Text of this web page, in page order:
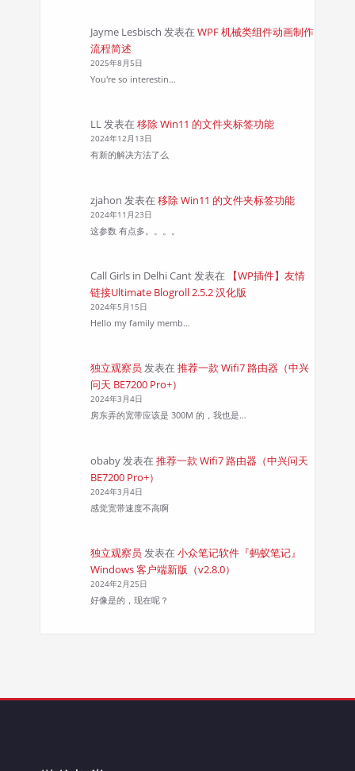
Jayme Lesbisch 发表在 WPF 机械类组件动画制作
流程简述
2025年8月5日
You're so interestin…
LL发表在 移除 Win11 的文件夹标签功能
2024年12月13日
有新的解决方法了么
zjahon 发表在 移除 Win11 的文件夹标签功能
2024年11月23日
这参数 有点多。。。。
Call Girls in Delhi Cant发表在
【WP插件】友情
链接Ultimate Blogroll 2.5.2 汉化版
2024年5月15日
Hello my family memb…
独立观察员 发表在 推荐一款 Wifi7 路由器（中兴
问天 BE7200 Pro+）
2024年3月4日
房东弄的宽带应该是 300M 的，我也是…
obaby发表在 推荐一款 Wifi7 路由器（中兴问天
BE7200 Pro+）
2024年3月4日
感觉宽带速度不高啊
独立观察员 发表在 小众笔记软件『蚂蚁笔记』
Windows 客户端新版（v2.8.0）
2024年2月25日
好像是的，现在呢？